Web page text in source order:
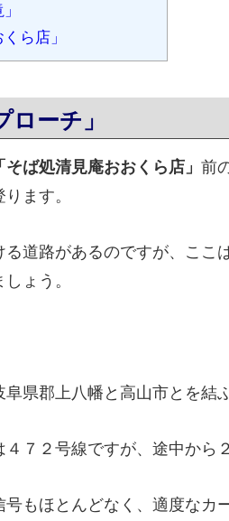
ら店」
ローチ」
「そば処清見庵おおくら店」 前
ます。
る道路があるのですが、ここ
ょう。
阜県郡上八幡と高山市とを結
７２号線ですが、途中から
もほとんどなく、適度なカ